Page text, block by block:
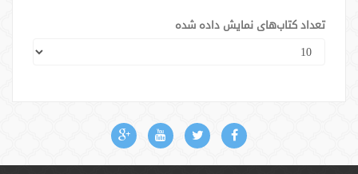
تعداد کتاب‌های نمایش داده شده